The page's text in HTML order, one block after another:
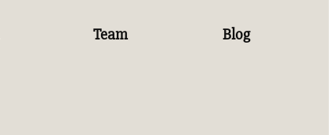
Team Blog